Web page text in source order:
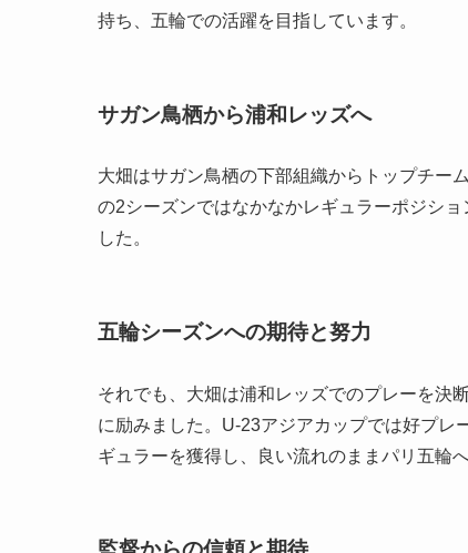
持ち、五輪での活躍を目指しています。
サガン鳥栖から浦和レッズへ
大畑はサガン鳥栖の下部組織からトップチー
の2シーズンではなかなかレギュラーポジシ
した。
五輪シーズンへの期待と努力
それでも、大畑は浦和レッズでのプレーを決
に励みました。U-23アジアカップでは好プレ
ギュラーを獲得し、良い流れのままパリ五輪